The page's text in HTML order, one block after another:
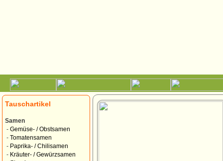
Tauschartikel
Samen
- Gemüse- / Obstsamen
- Tomatensamen
- Paprika- / Chilisamen
- Kräuter- / Gewürzsamen